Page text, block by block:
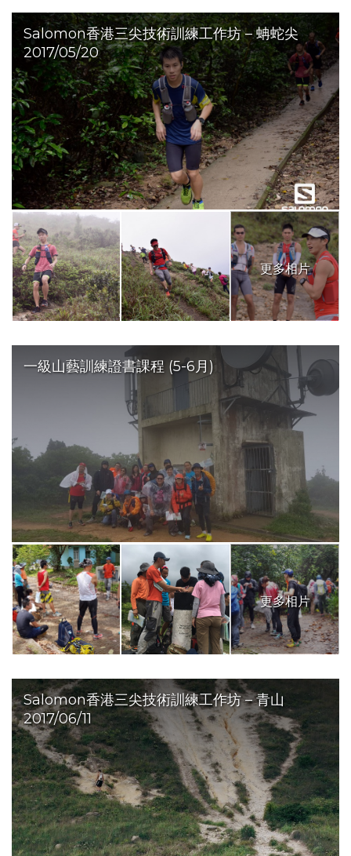
Salomon香港三尖技術訓練工作坊 – 蚺蛇尖
2017/05/20
更多相片
一級山藝訓練證書課程 (5-6月)
更多相片
Salomon香港三尖技術訓練工作坊 – 青山
2017/06/11